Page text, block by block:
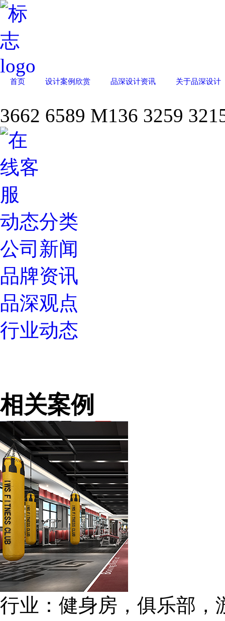
首页 设计案例欣赏 品深设计资讯 关于品深设计
3662 6589 M136 3259
动态分类
公司新闻
品牌资讯
品深观点
行业动态
相关案例
行业： 健身房，俱乐部，